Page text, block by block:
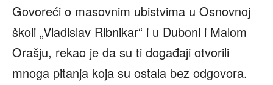
Govoreći o masovnim ubistvima u Osnovnoj
školi „Vladislav Ribnikar“ i u Duboni i Malom
Orašju, rekao je da su ti događaji otvorili
mnoga pitanja koja su ostala bez odgovora.